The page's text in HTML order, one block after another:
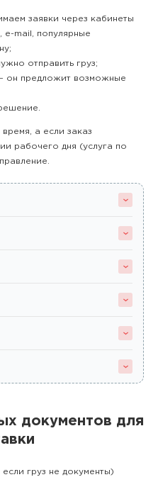
заявки через кабинеты
e-mail, популярные
отправить груз;
он предложит возможные
а если заказ
рабочего дня (услуга по
документов для
если груз не документы)